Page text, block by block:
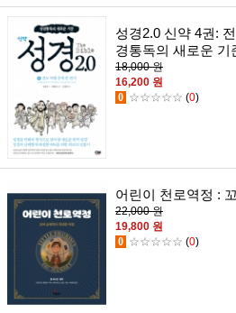
성경2.0 신약 4권:
경통독의 새로운 기
18,000 원
16,200 원
0 ☆☆☆☆☆ (0)
어린이 천로역정 :
22,000 원
19,800 원
0 ☆☆☆☆☆ (0)